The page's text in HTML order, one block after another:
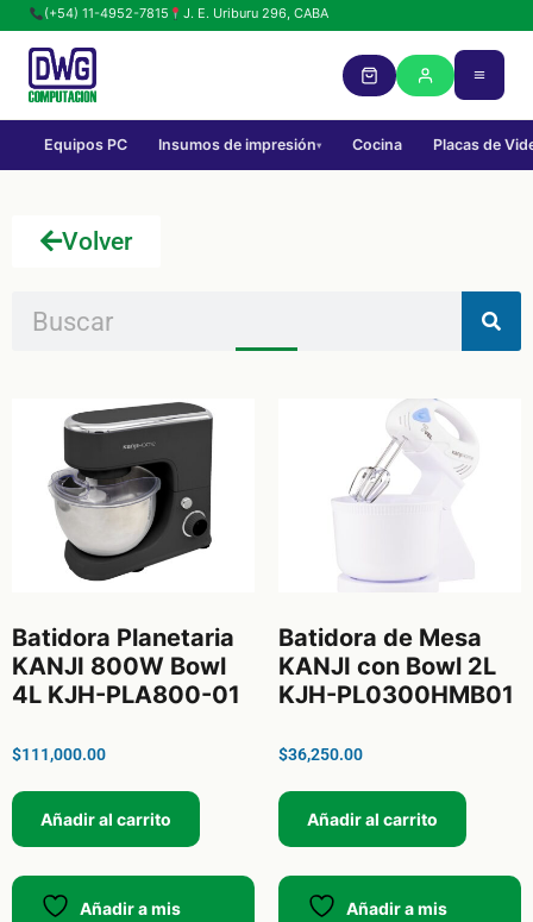
(+54) 11-4952-7815 J. E. Uriburu 296, CABA
Equipos PC Insumos de impresión▾ Cocina Placas de
Volver
Batidora Planetaria
KANJI 800W Bowl
4L KJH-PLA800-01
$111,000.00
Añadir al carrito
Añadir a mis
Batidora de Mesa
KANJI con Bowl 2L
KJH-PL0300HMB01
$36,250.00
Añadir al carrito
Añadir a mis